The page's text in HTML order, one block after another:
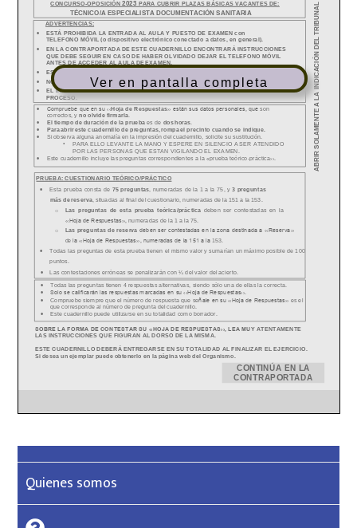
Ver en pantalla completa
Quienes somos